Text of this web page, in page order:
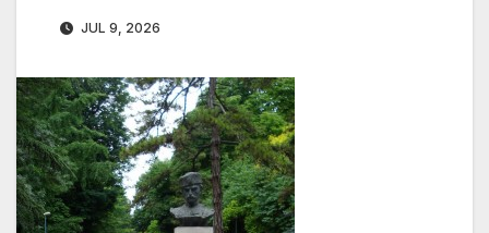
JUL 9, 2026